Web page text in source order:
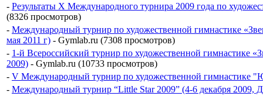
- Результаты X Международного турнира 2009 года по
(8326 просмотров)
- Международный турнир по художественной гимнастике
мая 2011 г) - Gymlab.ru (7308 просмотров)
- 1-й Всероссийский турнир по художественной гимнастике
2009) - Gymlab.ru (10733 просмотров)
- V Международный турнир по художественной гимнастике
- Международный турнир “Little Star 2009” (4-6 декабря 2009,